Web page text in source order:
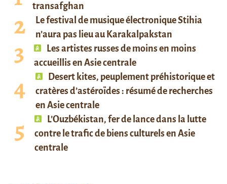
transafghan
Le festival de musique électronique Stihia
n’aura pas lieu au Karakalpakstan
Les artistes russes de moins en moins
accueillis en Asie centrale
Desert kites, peuplement préhistorique et
cratères d’astéroïdes : résumé de recherches
en Asie centrale
L’Ouzbékistan, fer de lance dans la lutte
contre le trafic de biens culturels en Asie
centrale